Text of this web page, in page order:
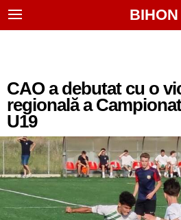
BIHON
CAO a debutat cu o
regională a
U19